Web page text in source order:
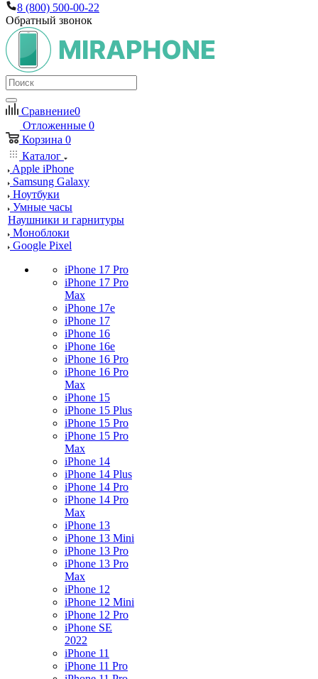
8 (800) 500-00-22
Обратный звонок
Сравнение0
Отложенные 0
Корзина 0
Каталог
Apple iPhone
Samsung Galaxy
Ноутбуки
Умные часы
Наушники и гарнитуры
Моноблоки
Google Pixel
iPhone 17 Pro
iPhone 17 Pro
Max
iPhone 17e
iPhone 17
iPhone 16
iPhone 16e
iPhone 16 Pro
iPhone 16 Pro
Max
iPhone 15
iPhone 15 Plus
iPhone 15 Pro
iPhone 15 Pro
Max
iPhone 14
iPhone 14 Plus
iPhone 14 Pro
iPhone 14 Pro
Max
iPhone 13
iPhone 13 Mini
iPhone 13 Pro
iPhone 13 Pro
Max
iPhone 12
iPhone 12 Mini
iPhone 12 Pro
iPhone SE
2022
iPhone 11
iPhone 11 Pro